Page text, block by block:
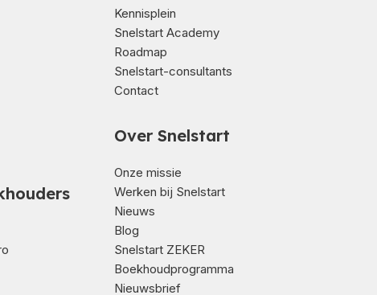
Kennisplein
Snelstart Academy
Roadmap
Snelstart-consultants
Contact
Over Snelstart
Onze missie
Werken bij Snelstart
Nieuws
Blog
Snelstart ZEKER
Boekhoudprogramma
Nieuwsbrief